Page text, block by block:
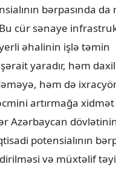
bərpasında da
cür sənaye
yerli əhalinin işlə təmin
yaradır, həm
həm də
artırmağa xidmət
Azərbaycan
potensialının
və müxtəlif